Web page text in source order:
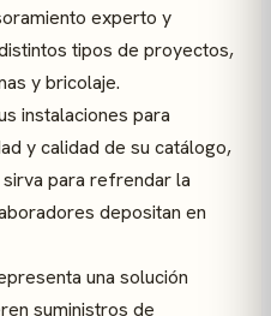
experto y
tipos de proyectos,
y bricolaje.
instalaciones para
y calidad de su catálogo,
para refrendar la
depositan en
una solución
suministros de